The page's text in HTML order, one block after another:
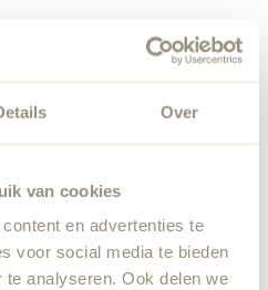
Over
van cookies
en advertenties te
voor social media te bieden
analyseren. Ook delen we
wrong